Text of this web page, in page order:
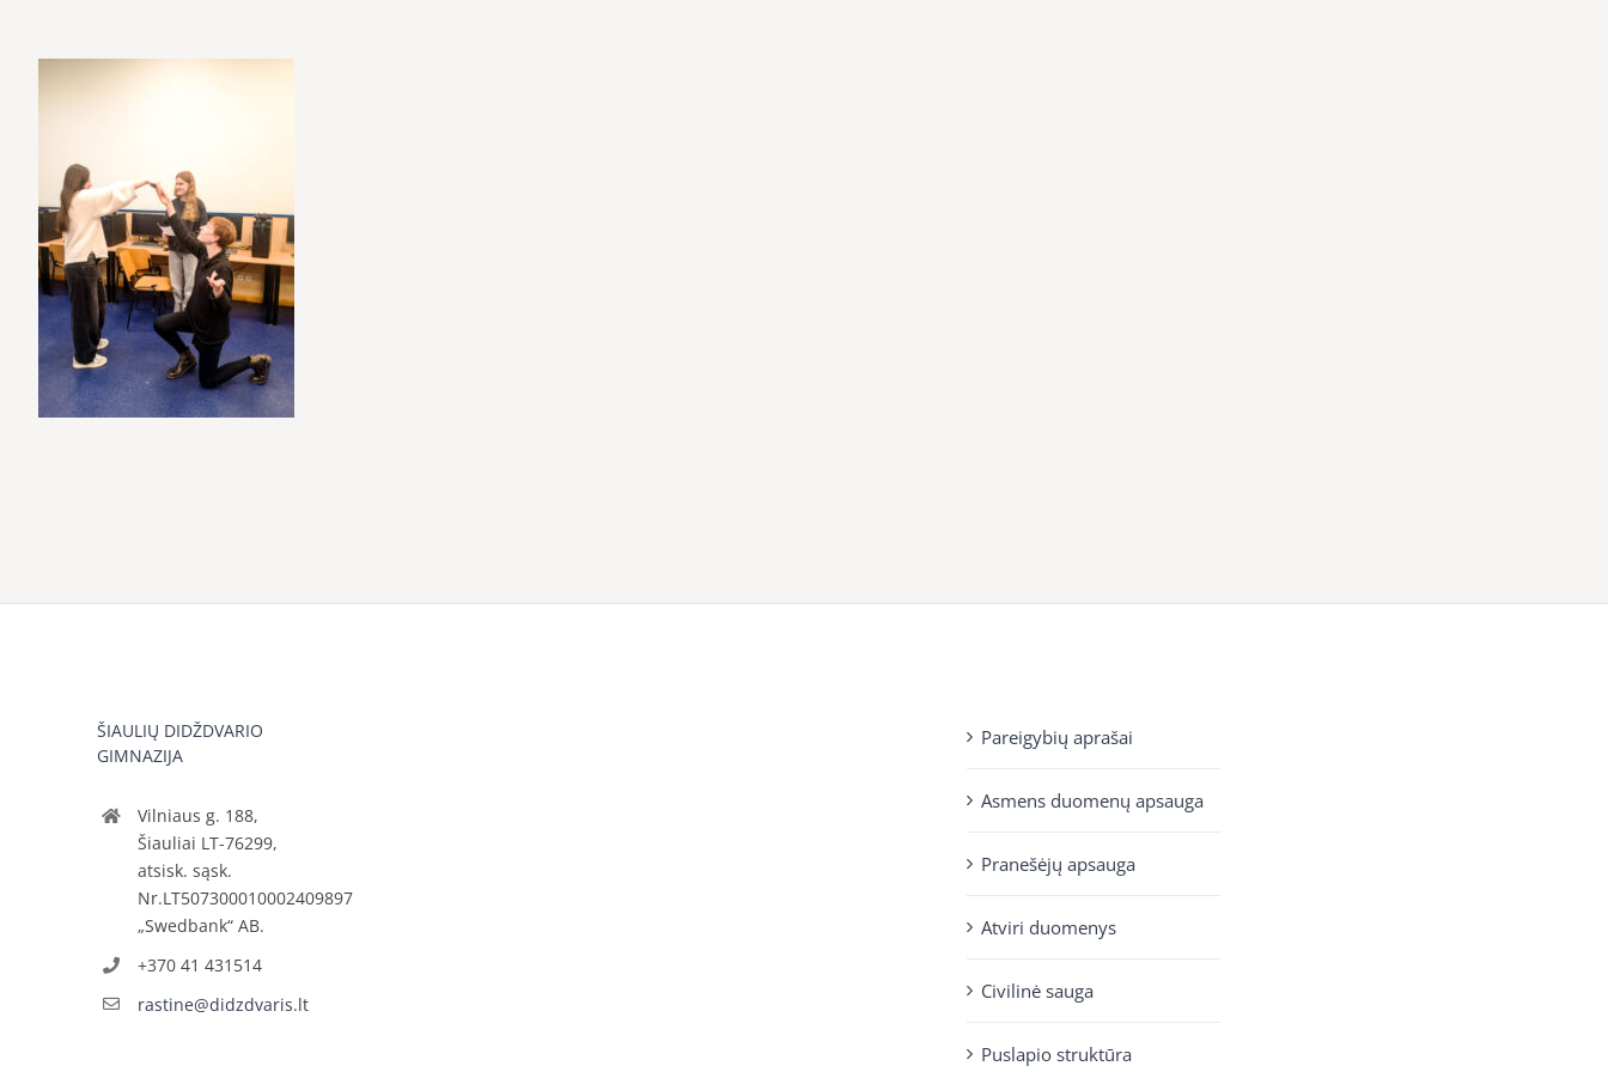
ŠIAULIŲ DIDŽDVARIO
GIMNAZIJA
Vilniaus g. 188,
Šiauliai LT-76299,
atsisk. sąsk.
Nr.LT507300010002409897
„Swedbank“ AB.
+370 41 431514
rastine@didzdvaris.lt
Pareigybių aprašai
Asmens duomenų apsauga
Pranešėjų apsauga
Atviri duomenys
Civilinė sauga
Puslapio struktūra